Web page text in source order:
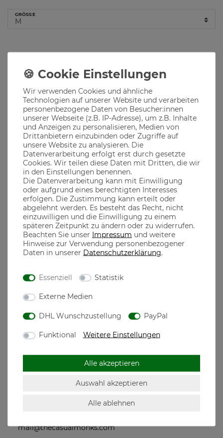
GRÖSSE
Hinzufügen
Lieferzeit 1-3 Werktage
Produktbeschreibung
Der Bandit, das Wahrzeichen für jeden echten Bayern der seine
Heimatliebe und Verbundenheit ausdrücken will, auf
passendem Hintergrund: der traditionellen Bayernhymne
Ob im Biergarten, auf dem Oktoberfest oder in den
bayerischen Bergen, unsere Klamotten passen immer
Material
aus 100% Baumwolle gefertigt, dadurch ist ein optimaler
Tragekomfort garantiert
the casual MONKS
The casual Monks steht für qualitativ hochwertige Mode
designed in München, dem Herzen Bayerns
Motive für jeden echten Bayer, der seine Heimatliebe auch
neben der Tracht in seiner Freizeit zeigen will
Hersteller: The casual Monks GmbH, Westendstr.
mail@thecasualmonks.com
Wir verwenden Cookies und ähnliche
Technologien auf unserer Website und verarbeiten
personenbezogene Daten von Besucher:innen
unserer Webseite (z.B. IP-Adresse), um z.B. Inhalte
und Anzeigen zu personalisieren, Medien von
Drittanbietern einzubinden oder Zugriffe auf
unsere Website zu analysieren. Die
Datenverarbeitung erfolgt erst durch gesetzte
Cookies. Wir teilen diese Daten mit Dritten, die wir
in den Einstellungen benennen.
Die Datenverarbeitung kann mit Einwilligung
oder aufgrund eines berechtigten Interesses
erfolgen. Die Zustimmung kann erteilt oder
abgelehnt werden. Es besteht das Recht, nicht
einzuwilligen und die Einwilligung zu einem
späteren Zeitpunkt zu ändern oder zu widerrufen.
Beachten Sie unser Impressum und weitere
Hinweise zur Verwendung personenbezogener
Daten in unserer Daten­schutz­erklärung.
Essenziell Statistik
Externe Medien
DHL Wunschzustellung PayPal
Funktional Weitere Einstellungen
Alle akzeptieren
Auswahl akzeptieren
Alle ablehnen